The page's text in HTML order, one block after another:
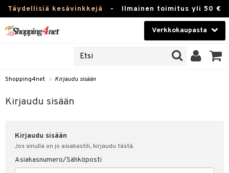
Täydellisiä kesävinkkejä - Ilmainen toimitus yli 50 €
Verkkokaupasta
Piilolinssit
Luontaistuotteet
Fitness
Koti & Sisustus
Shopping4net » Kirjaudu sisään
Kirjaudu sisään
Kirjaudu sisään
Jos sinulla on jo asiakastili, kirjaudu tästä.
Asiakasnumero/Sähköposti
sisään
& vastauksia